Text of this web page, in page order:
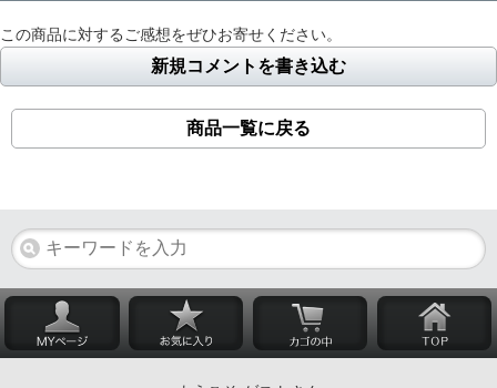
この商品に対するご感想をぜひお寄せください。
新規コメントを書き込む
商品一覧に戻る